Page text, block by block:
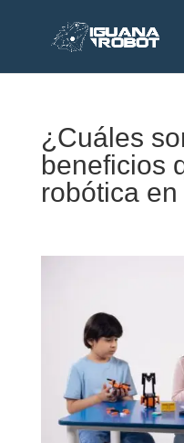
¿Cuáles
beneficios
robótica